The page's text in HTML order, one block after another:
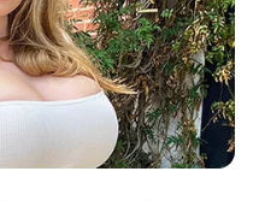
AFINIA
Entre el 4 y 8 de
noviembre habrá cortes de